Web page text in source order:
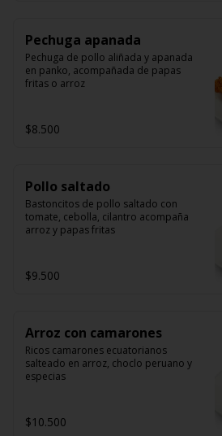
Pechuga apanada
Pechuga de pollo aliñada y apanada
en panko, acompañada de papas
fritas o arroz
$8.500
Pollo saltado
Bastoncitos de pollo saltado con
tomate, cebolla, cilantro acompaña
arroz y papas fritas
$9.500
Arroz con camarones
Ricos camarones ecuatorianos
salteado en arroz, choclo peruano y
especias
$10.500